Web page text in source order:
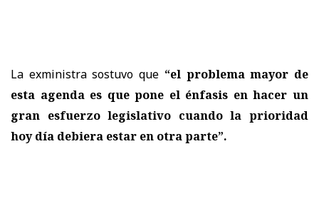
La exministra sostuvo que “el problema mayor de
esta agenda es que pone el énfasis en hacer un
gran esfuerzo legislativo cuando la prioridad
hoy día debiera estar en otra parte”.